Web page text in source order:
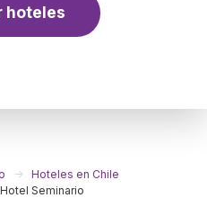
hoteles
Hoteles en Chile
Hotel Seminario